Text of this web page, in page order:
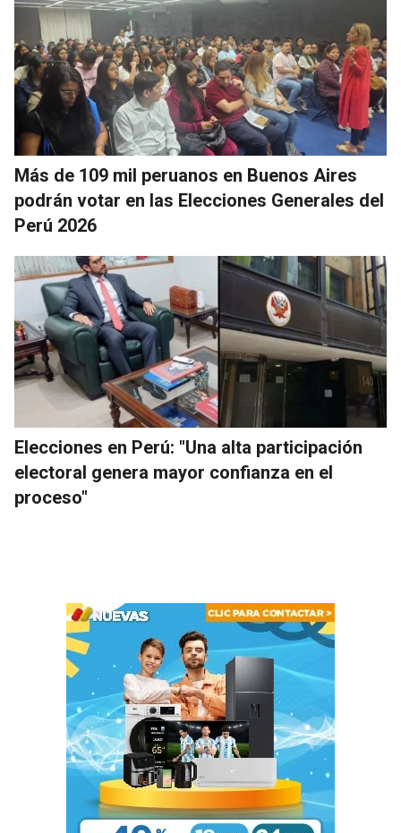
Más de 109 mil peruanos en Buenos Aires
podrán votar en las Elecciones Generales del
Perú 2026
Elecciones en Perú: "Una alta participación
electoral genera mayor confianza en el
proceso"